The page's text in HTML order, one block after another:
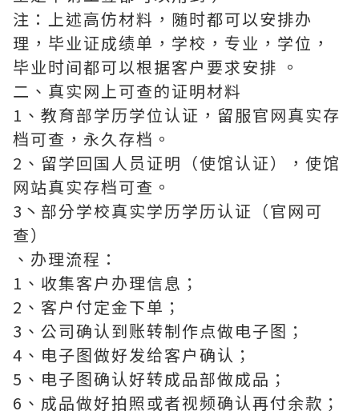
注：上述高仿材料，随时都可以安排办
理，毕业证成绩单，学校，专业，学位，
毕业时间都可以根据客户要求安排 。
二、真实网上可查的证明材料
1、教育部学历学位认证，留服官网真实存
档可查，永久存档。
2、留学回国人员证明（使馆认证），使馆
网站真实存档可查。
3丶部分学校真实学历学历认证（官网可
查）
、办理流程：
1、收集客户办理信息；
2、客户付定金下单；
3、公司确认到账转制作点做电子图；
4、电子图做好发给客户确认；
5、电子图确认好转成品部做成品；
6、成品做好拍照或者视频确认再付余款；